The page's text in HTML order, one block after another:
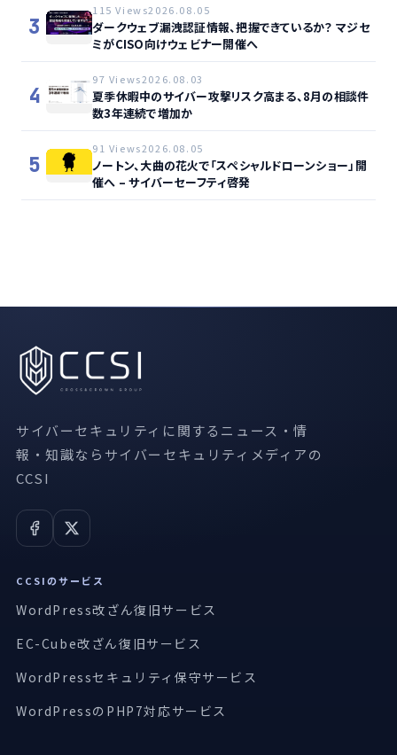
3
115 Views2026.08.05
ダークウェブ漏洩認証情報、把握できているか？ マジセ
ミがCISO向けウェビナー開催へ
4
97 Views2026.08.03
夏季休暇中のサイバー攻撃リスク高まる、8月の相談件
数3年連続で増加か
5
91 Views2026.08.05
ノートン、大曲の花火で「スペシャルドローンショー」開
催へ – サイバーセーフティ啓発
サイバーセキュリティに関するニュース・情
報・知識ならサイバーセキュリティメディアの
CCSI
CCSIのサービス
WordPress改ざん復旧サービス
EC-Cube改ざん復旧サービス
WordPressセキュリティ保守サービス
WordPressのPHP7対応サービス